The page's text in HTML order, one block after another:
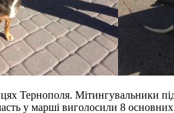
Тернополя. Мітингувальники
у марші виголосили 8